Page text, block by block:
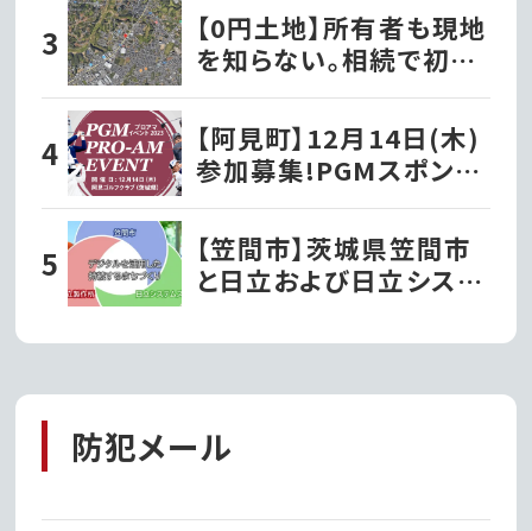
【0円土地】所有者も現地
を知らない。相続で初め
て知った茨城の「謎の土
地」
【阿見町】12月14日(木)
参加募集!PGMスポンサ
ーシップ契約プロが出演
する『PGMプロアマイベ
ント2023』を開催!!
【笠間市】茨城県笠間市
と日立および日立システ
した持続するまちづくり
て移動型の行政窓口「動
く市役所」がサービス開
防犯メール